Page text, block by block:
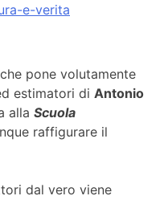
e-verita
pone volutamente
estimatori di Antonio
alla Scuola
raffigurare il
dal vero viene